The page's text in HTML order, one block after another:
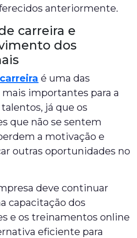
anteriormente.
carreira e
dos
é uma das
importantes para a
já que os
que não se sentem
a motivação e
outras oportunidades no
deve continuar
capacitação dos
e os treinamentos online
eficiente para